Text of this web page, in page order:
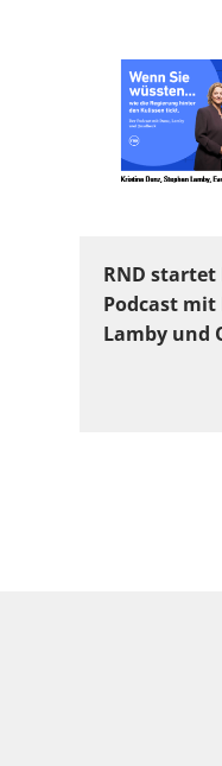
RND
Podcast mit
Lamby und